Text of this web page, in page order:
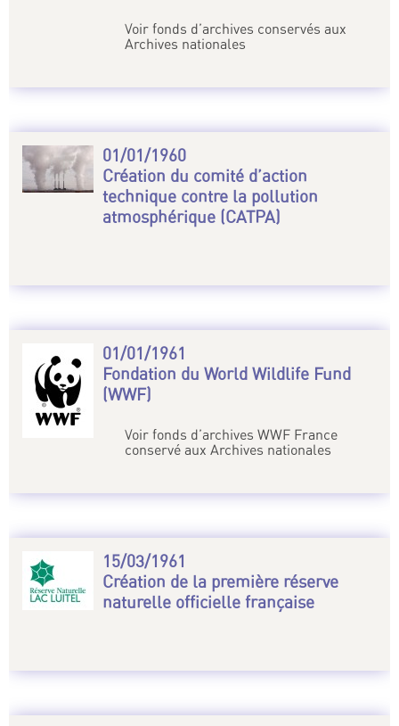
Voir fonds d’archives conservés aux
Archives nationales
01/01/1960
Création du comité d’action
technique contre la pollution
atmosphérique (CATPA)
01/01/1961
Fondation du World Wildlife Fund
(WWF)
Voir fonds d’archives WWF France
conservé aux Archives nationales
15/03/1961
Création de la première réserve
naturelle officielle française